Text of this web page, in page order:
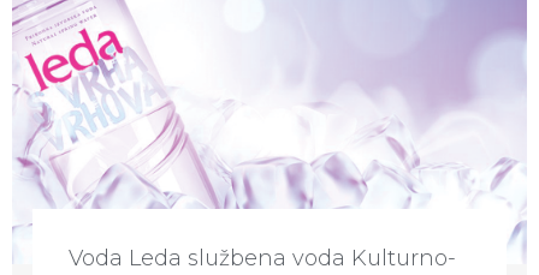
Voda Leda službena voda Kulturno-